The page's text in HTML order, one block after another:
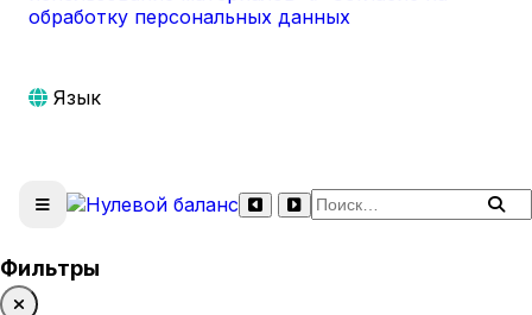
обработку персональных данных
Язык
Поиск по сайту
Фильтры